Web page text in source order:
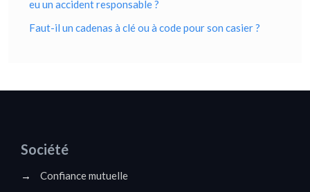
eu un accident responsable ?
Faut-il un cadenas à clé ou à code pour son casier ?
Société
→
Confiance mutuelle